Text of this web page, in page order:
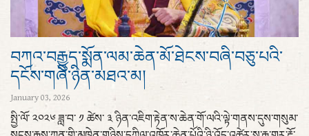
བཀའ་བརྒྱུད་སྨོན་ལམ་ཆེན་མོ་ཐེངས་བཞི་བཅུ་པའི་
དངོས་གཞི་ཉིན་མཐའ་མ།
January 03, 2026
སྤྱི་ལོ་ ༢༠༢༦ ཟླ་བ་ ༡ ཚེས་ ༣ ཉིན་འཇིག་རྟེན་ས་ཆེན་གོ་ལའི་ལྟེ་གནས་དུས་གསུམ་